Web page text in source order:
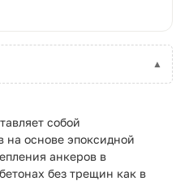
собой
на основе эпоксидной
анкеров в
без трещин как в